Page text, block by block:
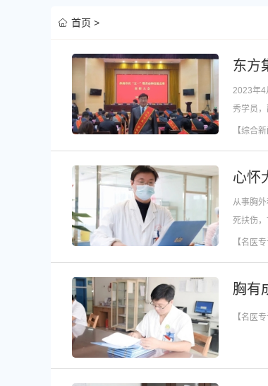
首页 >
东方
2023年4
秀学员
【综合新
从事胸
死扶伤
【名医专
胸有
【名医专